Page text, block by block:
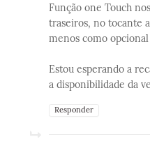
Função one Touch
traseiros, no tocante
menos como opcional
Estou esperando a
a disponibilidade da
Responder